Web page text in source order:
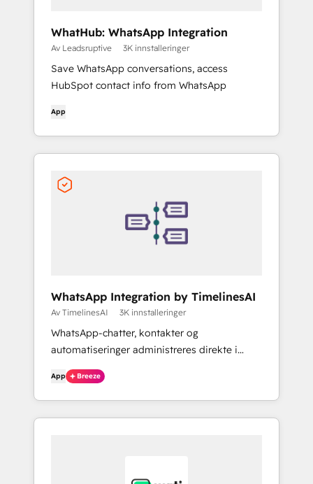
WhatHub: WhatsApp Integration
Av Leadsruptive 3K innstalleringer
Save WhatsApp conversations, access
HubSpot contact info from WhatsApp
App
WhatsApp Integration by TimelinesAI
Av TimelinesAI 3K innstalleringer
WhatsApp-chatter, kontakter og
automatiseringer administreres direkte i
HubSpot.
App Breeze